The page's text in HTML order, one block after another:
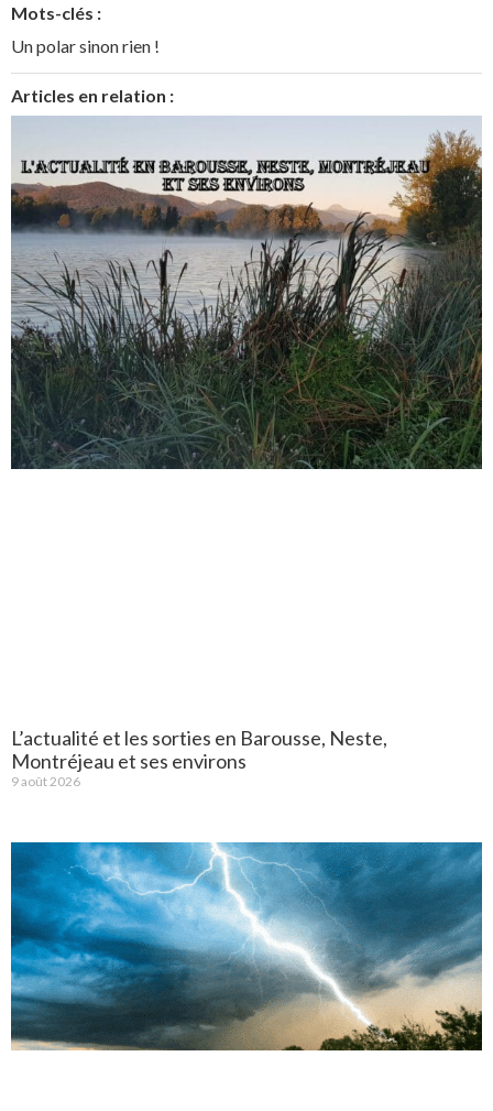
Mots-clés :
Un polar sinon rien !
Articles en relation :
L’actualité et les sorties en Barousse, Neste,
Montréjeau et ses environs
9 août 2026